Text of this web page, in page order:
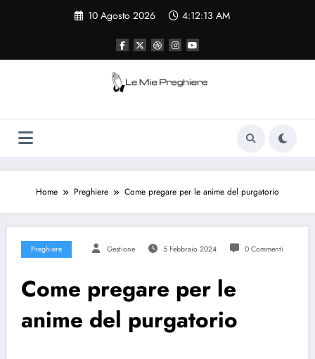
10 Agosto 2026 4:12:13 AM
Le Mie Preghiere
Il sito che raccogliere le preghiere e le
curiosità sulla chiesa cattolica
Home Preghiere Come pregare per le anime del purgatorio
Preghiere Gestione 5 Febbraio 2024 0 Commenti
Come pregare per le
anime del purgatorio